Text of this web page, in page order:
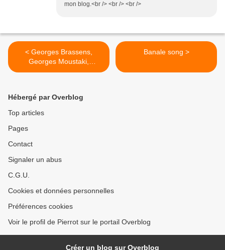
mon blog.<br /> <br /> <br />
< Georges Brassens,
Georges Moustaki,
Georges...
Banale song >
Hébergé par Overblog
Top articles
Pages
Contact
Signaler un abus
C.G.U.
Cookies et données personnelles
Préférences cookies
Voir le profil de Pierrot sur le portail Overblog
Créer un blog sur Overblog